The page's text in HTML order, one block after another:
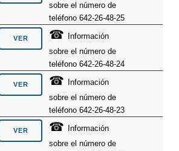
sobre el número de
teléfono 642-26-48-25
☎
Información
sobre el número de
teléfono 642-26-48-24
☎
Información
sobre el número de
teléfono 642-26-48-23
☎
Información
sobre el número de